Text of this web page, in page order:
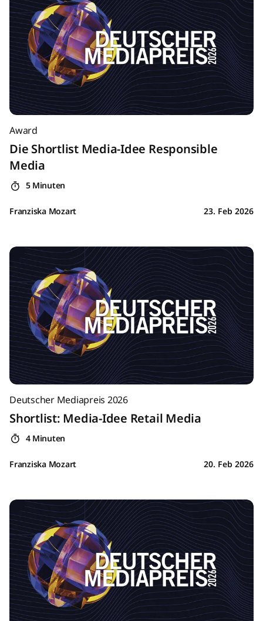
Award
Die Shortlist Media-Idee Responsible
Media
5 Minuten
Franziska Mozart 23. Feb 2026
Deutscher Mediapreis 2026
Shortlist: Media-Idee Retail Media
4 Minuten
Franziska Mozart 20. Feb 2026